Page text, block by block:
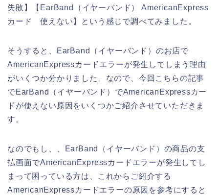
失敗】【EarBand（イヤーバンド） AmericanExpress
カード 使えない】という感じで調べてみました。
そうすると、EarBand（イヤーバンド）のお店で
AmericanExpressカードエラーが発生してしまう理由
がいくつか分かりました。なので、今回こちらの記事
でEarBand（イヤーバンド）でAmericanExpressカー
ドが使えない原因をいくつかご紹介させていただきま
す。
なのでもし、、EarBand（イヤーバンド）の商品の支
払画面でAmericanExpressカードエラーが発生してし
まって困っている方は、これからご紹介する
AmericanExpressカードエラーの原因を参考にすると